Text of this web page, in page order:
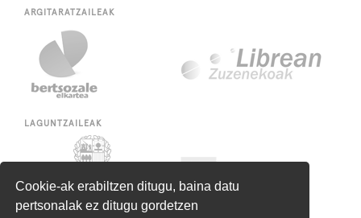
Cookie-ak erabiltzen ditugu, baina datu
pertsonalak ez ditugu gordetzen
ARGITARATZAILEAK
LAGUNTZAILEAK